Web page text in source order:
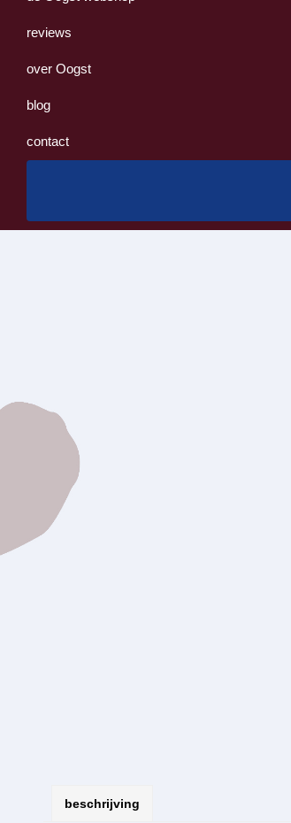
reviews
over Oogst
blog
contact
beschrijving